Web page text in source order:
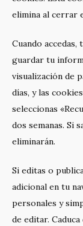
elimina al cerrar
Cuando
guardar tu
visualización de
días, y las
seleccionas
dos semanas. Si
eliminarán.
Si editas o
adicional en tu
personales y
de editar. Caduca